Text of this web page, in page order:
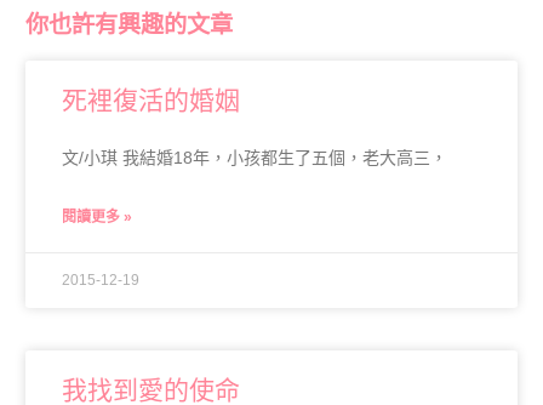
你也許有興趣的文章
死裡復活的婚姻
文/小琪 我結婚18年，小孩都生了五個，老大高三，
閱讀更多 »
2015-12-19
我找到愛的使命